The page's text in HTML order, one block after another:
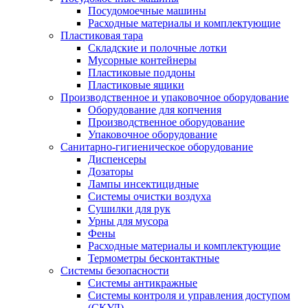
Посудомоечные машины
Расходные материалы и комплектующие
Пластиковая тара
Складские и полочные лотки
Мусорные контейнеры
Пластиковые поддоны
Пластиковые ящики
Производственное и упаковочное оборудование
Оборудование для копчения
Производственное оборудование
Упаковочное оборудование
Санитарно-гигиеническое оборудование
Диспенсеры
Дозаторы
Лампы инсектицидные
Системы очистки воздуха
Сушилки для рук
Урны для мусора
Фены
Расходные материалы и комплектующие
Термометры бесконтактные
Системы безопасности
Системы антикражные
Системы контроля и управления доступом